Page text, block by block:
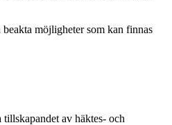
möjligheter som kan finnas
av häktes- och